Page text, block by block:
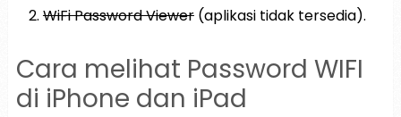
WiFi Password Viewer(aplikasi tidak tersedia).
Cara melihat Password WIFI
di iPhone dan iPad